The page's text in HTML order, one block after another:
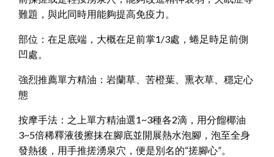
難題，與此同時用能夠提高免疫力。
部位：在足底端，大概在足前掌1/3處，蜷足時足前側
凹處。
強烈推薦單方精油：岩蘭草、苦橙葉、熏衣草、穩定心
態
按摩手法：之上單方精油選1~3種各2滴，用分餾椰油
3~5倍稀釋液後擦抹在腳底並開展熱水泡腳，泡至全身
發熱後，用手推搓湧泉穴，便是別名的“搓腳心”。